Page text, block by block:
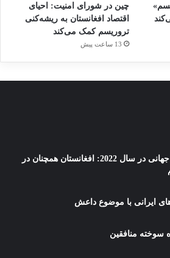
چین در شورای امنیت: احیای
اقتصاد افغانستان به ریشه‌کنی
تروریسم کمک می‌کند
13 ساعت پیش
انتشار شاخص تروریسم جهانی در سال 2022: افغانستان همچنان در
ایرانی با موضوع داعش
سوخته منافقین